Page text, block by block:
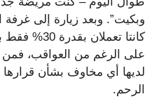
وبكيت”. وبعد زيارة إلى غرفة
كانتا تعملان
على الرغم من العواقب،
لديها أي مخاوف بشأن قرارها
الرحم.